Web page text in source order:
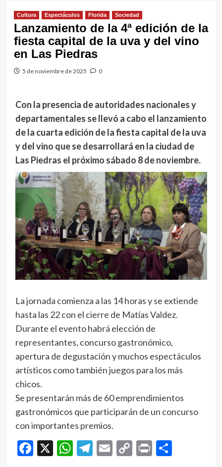
Cultura Espectáculos Florida Sociedad
Lanzamiento de la 4ª edición de la
fiesta capital de la uva y del vino
en Las Piedras
5 de noviembre de 2025 0
Con la presencia de autoridades nacionales y
departamentales se llevó a cabo el lanzamiento
de la cuarta edición de la fiesta capital de la uva
y del vino que se desarrollará en la ciudad de
Las Piedras el próximo sábado 8 de noviembre.
La jornada comienza a las 14 horas y se extiende
hasta las 22 con el cierre de Matías Valdez.
Durante el evento habrá elección de
representantes, concurso gastronómico,
apertura de degustación y muchos espectáculos
artísticos como también juegos para los más
chicos.
Se presentarán más de 60 emprendimientos
gastronómicos que participarán de un concurso
con importantes premios.
Facebook
X WhatsApp
Telegram
EmailCopy
Print